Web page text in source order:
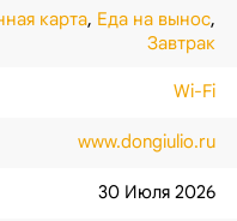
карта, Еда на вынос,
Завтрак
Wi-Fi
www.dongiulio.ru
30 Июля 2026